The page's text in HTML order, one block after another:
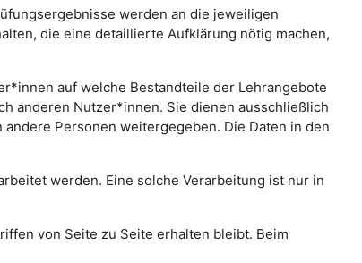
werden an die jeweiligen
die eine detaillierte Aufklärung nötig machen,
auf welche Bestandteile der Lehrangebote
anderen Nutzer*innen. Sie dienen ausschließlich
Personen weitergegeben. Die Daten in den
werden. Eine solche Verarbeitung ist nur in
von Seite zu Seite erhalten bleibt. Beim